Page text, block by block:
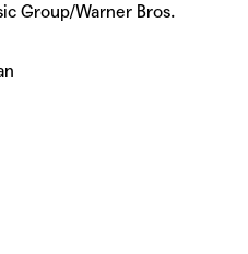
Group/Warner Bros.